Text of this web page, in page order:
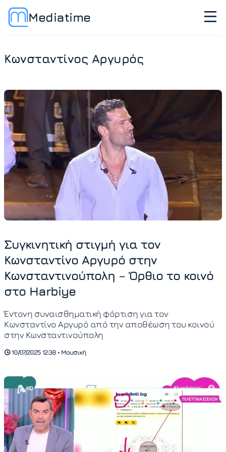
Mediatime
Κωνσταντίνος Αργυρός
Συγκινητική στιγμή για τον
Κωνσταντίνο Αργυρό στην
Κωνσταντινούπολη – Όρθιο το κοινό
στο Harbiye
Έντονη συναισθηματική φόρτιση για τον
Κωνσταντίνο Αργυρό από την αποθέωση του κοινού
στην Κωνσταντινούπολη
10/07/2025 12:38 • Μουσική